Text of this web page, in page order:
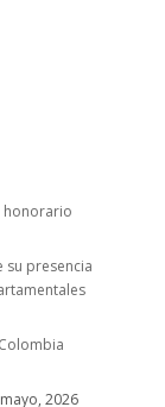
honorario
su presencia
2026